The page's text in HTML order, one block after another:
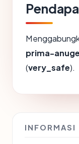
prima-
(very_safe).
INFORMASI